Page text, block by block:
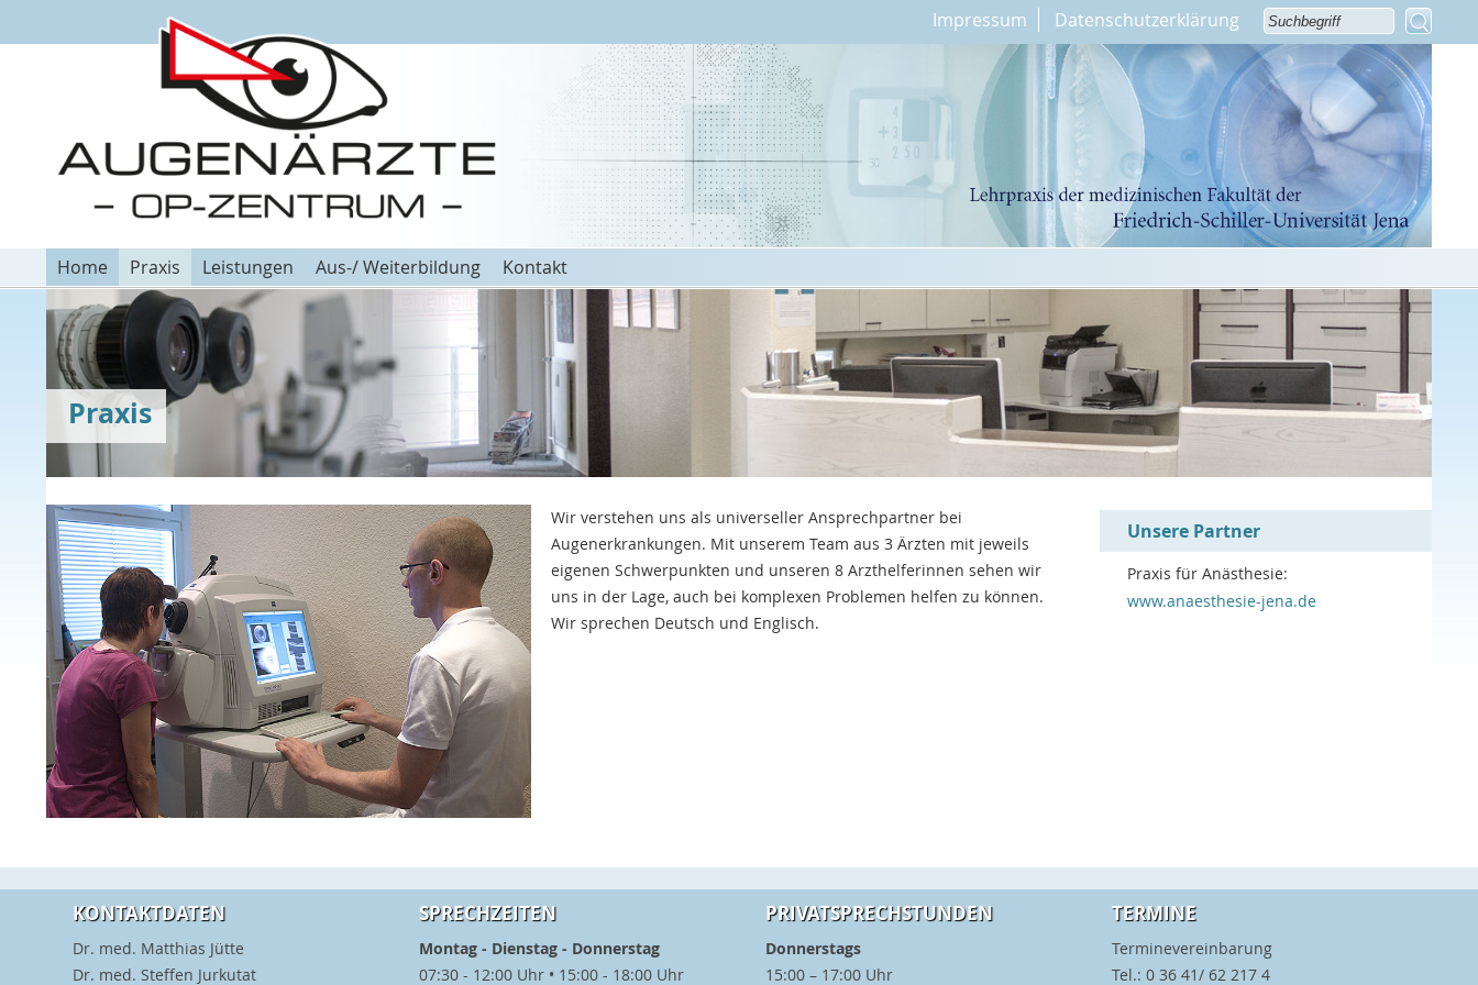
Impressum Datenschutzerklärung
Home Praxis Leistungen Aus-/ Weiterbildung Kontakt
Praxis
Wir verstehen uns als universeller Ansprechpartner bei
Augenerkrankungen. Mit unserem Team aus 3 Ärzten mit jeweils
eigenen Schwerpunkten und unseren 8 Arzthelferinnen sehen wir
uns in der Lage, auch bei komplexen Problemen helfen zu können.
Wir sprechen Deutsch und Englisch.
Unsere Partner
Praxis für Anästhesie:
www.anaesthesie-jena.de
KONTAKTDATEN
Dr. med. Matthias Jütte
Dr. med. Steffen Jurkutat
SPRECHZEITEN
Montag - Dienstag - Donnerstag
07:30 - 12:00 Uhr • 15:00 - 18:00 Uhr
PRIVATSPRECHSTUNDEN
Donnerstags
15:00 – 17:00 Uhr
TERMINE
Terminevereinbarung
Tel.: 0 36 41/ 62 217 4